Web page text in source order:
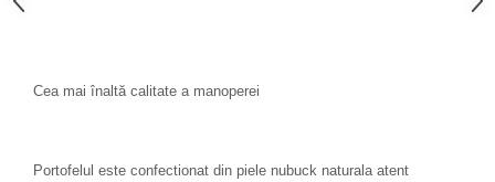
Cea mai înaltă calitate a manoperei
Portofelul este confectionat din piele nubuck naturala atent